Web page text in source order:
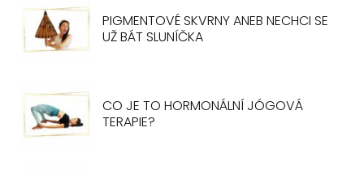
PIGMENTOVÉ SKVRNY ANEB NECHCI SE
UŽ BÁT SLUNÍČKA
CO JE TO HORMONÁLNÍ JÓGOVÁ
TERAPIE?